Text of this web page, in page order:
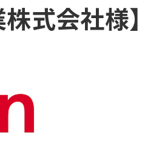
株式会社